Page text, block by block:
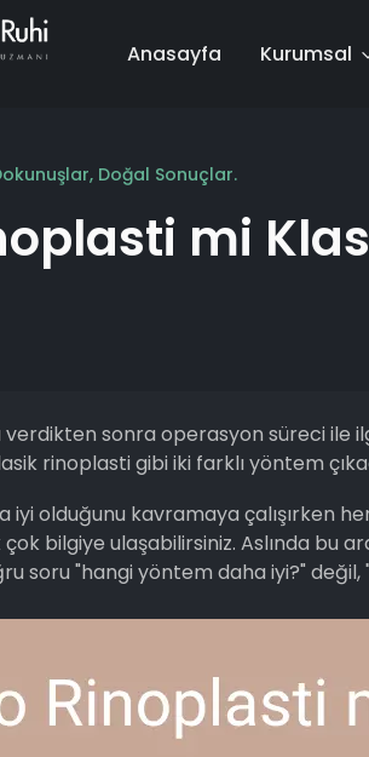
Anasayfa Kurumsal
Doğal Sonuçlar.
mi
verdikten sonra operasyon süreci ile
rinoplasti gibi iki farklı yöntem
iyi olduğunu kavramaya çalışırken
bilgiye ulaşabilirsiniz. Aslında bu
soru "hangi yöntem daha iyi?"